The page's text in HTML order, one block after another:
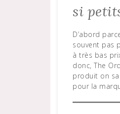
si
D’abord
souvent pas
à très bas
donc, The
produit on
pour la